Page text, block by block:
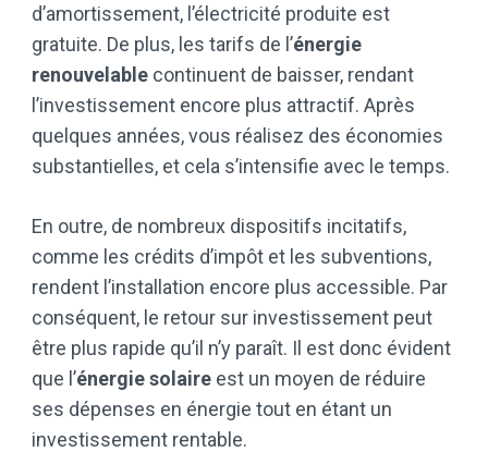
d’amortissement, l’électricité produite est
gratuite. De plus, les tarifs de l’énergie
renouvelable continuent de baisser, rendant
l’investissement encore plus attractif. Après
quelques années, vous réalisez des économies
substantielles, et cela s’intensifie avec le temps.
En outre, de nombreux dispositifs incitatifs,
comme les crédits d’impôt et les subventions,
rendent l’installation encore plus accessible. Par
conséquent, le retour sur investissement peut
être plus rapide qu’il n’y paraît. Il est donc évident
que l’énergie solaire est un moyen de réduire
ses dépenses en énergie tout en étant un
investissement rentable.